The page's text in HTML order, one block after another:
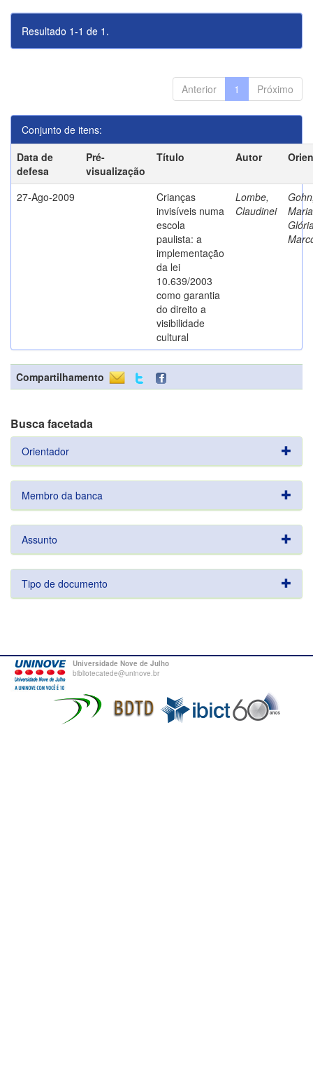
Resultado 1-1 de 1.
Anterior 1 Próximo
Conjunto de itens:
Data de
defesa
Pré-
visualização
Título Autor
27-Ago-2009
Crianças
invisíveis numa
escola
paulista: a
implementação
da lei
10.639/2003
como garantia
do direito a
visibilidade
cultural
Lombe,
Claudinei
Compartilhamento
Busca facetada
Orientador
Membro da banca
Assunto
Tipo de documento
Universidade Nove de Julho
bibliotecatede@uninove.br